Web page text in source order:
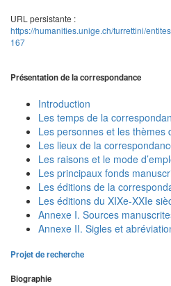
URL persistante :
https://humanities.unige.ch/turrettini/
167
Présentation de la correspondance
Introduction
Les temps de la
Les personnes et les thèmes
Les lieux de la
Les raisons et le mode
Les principaux fonds
Les éditions de la
Les éditions du XIXe-XXIe
Annexe I. Sources
Annexe II. Sigles et
Projet de recherche
Biographie